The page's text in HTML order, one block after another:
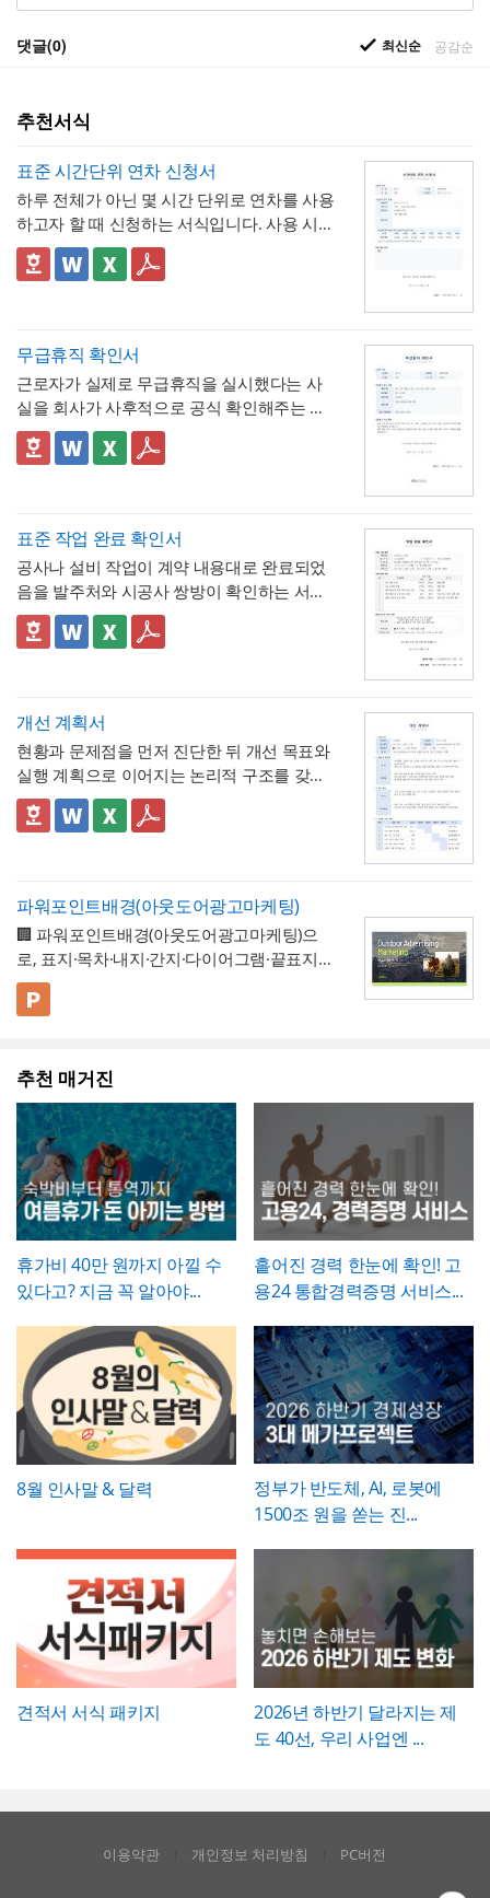
댓글(0) 최신순 공감순
추천서식
표준 시간단위 연차 신청서
하루 전체가 아닌 몇 시간 단위로 연차를 사용
하고자 할 때 신청하는 서식입니다. 사용 시간
을 연차 일수로 환산하는 기준표를 계약서 자
체에 포함하고 있어, 신청자와 승인자 모두 몇
✅ 이 서식의 구성 특징
며칠에 해당하는지"를 신청서 자체에서 바로
계산·검증 가능
- 사용시간을 "14:00~16:00(총 2시간)"처럼
시작·종료 시각과 총 시간을 함께 기재하도록
해, 반차보다 세분화된 시간 단위로 병원 진
료, 관공서 방문 등 짧은 용무에 유연하게 대
응
- "회사의 소정근로시간에 따라 차감기준은
달라질 수 있음"이라는 단서를 명시해, 하루 8
시간 근무가 아닌 사업장에서도 환산 기준을
조정해 적용할 수 있음을 안내
- 업무 특이사항란을 별도로 두어, 시간단위
연차 사용으로 인해 발생할 수 있는 업무 공백
표에 제시된 환산 기준은 1일 8시간(주 40시
간) 근무를 전제로 한 것이므로,소정근로시간
이 다른 사업장이라면 이 기준을 그대로 적용
근로시간이 7시간인 사업장이라면 1시간당
을 기준으로 별도의 환산표를 마련해두는 것
이 정확합니다. 또한 법정 연차휴가는 원칙적
으로 1일 단위 사용이 기본이며, 시간단위 사
용은 법적 의무사항이 아니라 회사가 취업규
칙 등을 통해 자율적으로 도입하는 제도이므
무급휴직 확인서
근로자가 실제로 무급휴직을 실시했다는 사
실을 회사가 사후적으로 공식 확인해주는 증
명서입니다. 휴직원(신청서)이 사전 승인 절차
를 위한 문서라면, 이 확인서는 이미 실시된
📣 이 서식의 구성 특징
한눈에 확인할 수 있도록 함
2. "급여 지급여부 : 무급(급여 미지급)"이라는
항목을 별도로 명시해, 이 휴직이 유급이 아닌
무급으로 처리되었음을 문서상 명확히 못박
음
3. "회사 내부 규정에 따른 휴직 기준이 적용
되었음을 확인한다"는 문구로, 이 무급휴직이
임의가 아니라 회사의 정식 내부 규정 절차를
거쳐 승인·실시되었음을 명시
4. 확인자(경영지원팀 담당자)의 서명과 회사
직인으로 마무리해, 근로자가 이 문서를 대외
무급휴직 확인서는
히 계산해 기재하는 것이 가장 중요합니다. 휴
직 시작일과 종료일을 실제 승인된 휴직원 내
실제 일수를 정확히 세어 기재해야 이후 급여
정" 등 적정 수준으로 기재하는 것이 일반적이
며, 필요한 경우에만 구체적인 사유를 명시하
는 것이 좋습니다. 이 확인서를 발급한 이후에
는 반드시 4대보험 관련 신고(납부예외 신청
등)가 함께 이루어졌는지 확인하고, 급여대장
표준 작업 완료 확인서
공사나 설비 작업이 계약 내용대로 완료되었
음을 발주처와 시공사 쌍방이 확인하는 서식
입니다. 작업항목별로 계획 수량과 완료 수량
을 나란히 대조하고, 하자 여부와 하자보증기
증할 수 있는 것이 특징입니다.
✅ 계획 대비 완료 수량 검증 및 하자 확인 관
다면 반드시 비고란에 그 사유(예 : 설계 변경,
현장 여건상 수량 조정 등)를 구체적으로 기재
해야 하며, 임의로 수량을 맞춰 기재하는 일이
없도록 해야 합니다. 하자여부를 "하자 없
음"으로 확인하는 경우에도 하자보증기간 내
에 새로운 하자가 발견될 수 있으므로, 이 확
두 명확히 인지하고 있어야 합니다.
💡 작성 팁
작업 완료 확인서는계획과 완료의 정확한 대
조가 가장 중요 하므로, 현장 실사를 통해 실제
완료된 개소·수량을 정확히 확인한 뒤 계획 수
고란에 그 사유를 구체적으로 남겨, 나중에 왜
수량 차이가 발생했는지 근거를 확인할 수 있
도록 하는 것이 중요합니다. 특이사항란에는
배선 등)과 그에 대한 처리 결과를 함께 기록
랍니다. 하자여부는 실제 현장 점검 결과에 따
용을 구체적으로 기재해 향후 보수 책임의 근
거로 삼을 수 있도록 하는 것이 좋습니다. 마
지막으로 발주처와 시공사 양측의 서명은 실
제 현장 검수에 참여한 담당자가 직접 하도록
하여, 이 확인서가 형식적 서류가 아니라 실질
적인 검증을 거친 문서로서의 효력을 갖도록
관리하시기 바랍니다.
개선 계획서
현황과 문제점을 먼저 진단한 뒤 개선 목표와
실행 계획으로 이어지는 논리적 구조를 갖춘
업무 개선 보고서입니다. 개선분야를 IT·전산,
업무 프로세스, 안전, 품질 등으로 체크박스
👔 이 서식의 구성 특징
개선 과제를 하나의 표준 양식으로 통일 관리
가능
- 현황 및 문제점 섹션을 현황과 문제점으로
나누어 구성해, 단순 현상 나열이 아니라
개선이 필요한지 논리적 인과관계를 명확히
제시
- 개선 목표와 기대효과를 구분해, 무엇을 이
룰 것인지(목표)와 그 결과 무엇이 좋아지는지
(효과)를 별도로 서술함으로써 보고받는 결재
권자가
- 단계별 실행 계획표에 담당자와 주차별 일정
(0월0주~0월0주)을 매트릭스 형태로 배치해,
측면에서도 함께 검토
💡 작성 팁
개선 계획서는 현황과 문제점을 최대한 구체
적인 수치로 제시하는 것이 설득력의 핵심
입
니다. "노후화되었다", "느리다"처럼 막연한
표현 대신 실제 사용연수, 장애 발생 빈도, 소
요 시간 등 정량적 근거를 제시하면 개선의 필
요성이 훨씬 명확하게 전달됩니다. 개선 목표
는 문제점에서 언급한 리스크가 해소되는 방
향으로 구체적으로 서술하고, 기대효과는 가
능한 한 수치화(업무시간 단축 몇 시간, 만족
도 개선 등)해 목표와의 인과관계가 드러나도
록 작성하는 것이 좋습니다.
파워포인트배경(아웃도어광고마케팅)
🏢 파워포인트배경(아웃도어광고마케팅)으
로, 표지·목차·내지·간지·다이어그램·끝표지로
구성된 비즈니스 프레젠테이션 템플릿입니
다. 블랙 배경과 강렬한 라임그린 포인트 컬러
보를 전달할 수 있도록 디자인되었습니다. 내
지는 깔끔한 그레이 톤으로 정리되어 있어 복
잡한 내용도 가독성 있게 담을 수 있으며, 아
웃도어 광고 마케팅 제안서부터 미디어 매체
소개서, 광고 캠페인 기획안, 브랜드 마케팅
전략서까지 다양한 문서를 보기 쉽게 제작할
수 있습니다. 광고대행사의 옥외광고 매체 소
개, 브랜드의 캠페인 기획 발표, 마케팅 대행
제안, 미디어 플래닝 보고 자료 등 실무에 필
요한 내용을 효과적으로 정리할 수 있으며, 광
광고 업체 등 다양한 분야에서 활용하기 좋습
니다. 특히 임팩트 있고 트렌디한 톤으로 크리
에이티브한 인상을 남겨야 하는 실무자와 기
획자에게 추천하는 템플릿입니다.
💡 사용 꿀팁
케팅 대행 제안서 등으로 다양하게 활용할 수
있습니다.
▪️ 다이어그램 페이지를 활용하면 캠페인 진행
프로세스, 매체 집행 일정, 성과 지표 등을 한
눈에 보기 쉽게 정리할 수 있습니다.
▪️ 문구와 이미지 교체만으로 옥외광고 매체 제
안서, 브랜드 마케팅 전략서, 광고 실적 보고
자료 등 다양한 주제로 응용 가능합니다.
▪️ 블랙&라임그린의 강렬한 컬러 대비 덕분에
발표 자료를 만들 때 감각적이고 임팩트 있는
인상을 남길 수 있습니다.
* 해당 템플릿에 사용된 폰트는 [ Cafe24 PRO
Slim Max ] 입니다.
폰트가 없을 경우 기본 폰트로 보입니다.
* 폰트는 따로 제공되지 않으므로 다운로드
파워포인트 > 배경템플릿 > 비즈니스/금융
배경템플릿 12P
추천 매거진
휴가비 40만 원까지 아낄 수
있다고? 지금 꼭 알아야...
흩어진 경력 한눈에 확인! 고
용24 통합경력증명 서비스...
8월 인사말 & 달력
정부가 반도체, AI, 로봇에
1500조 원을 쏟는 진...
견적서 서식 패키지
2026년 하반기 달라지는 제
도 40선, 우리 사업엔 ...
이용약관 개인정보 처리방침 PC버전